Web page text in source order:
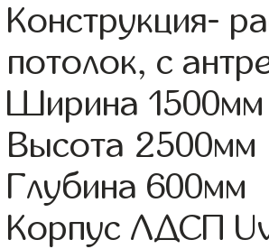
Конструкция-
потолок, с
Ширина 1500мм
Высота 2500мм
Глубина 600мм
Корпус ЛДСП